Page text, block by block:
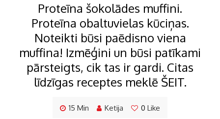
Proteīna šokolādes muffini.
Proteīna obaltuvielas kūciņas.
Noteikti būsi paēdisno viena
muffina! Izmēģini un būsi patīkami
pārsteigts, cik tas ir gardi. Citas
līdzīgas receptes meklē ŠEIT.
15 Min Ketija 0 Like